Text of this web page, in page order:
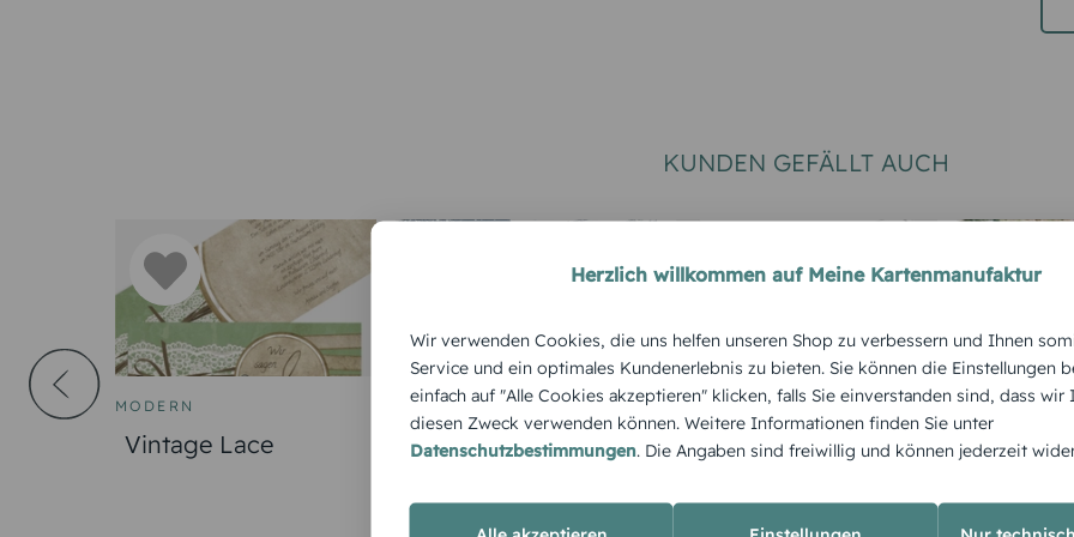
KUNDEN GEFÄLLT AUCH
MODERN
Vintage Lace
HOCHZEITSKARTEN
Funkenflug
HOCHZEITSKARTEN
Save-the-Date
Herzlich willkommen auf Meine Kartenmanufaktur
Wir verwenden Cookies, die uns helfen unseren Shop zu verbessern und Ihnen
Service und ein optimales Kundenerlebnis zu bieten. Sie können die Einstellungen
einfach auf "Alle Cookies akzeptieren" klicken, falls Sie einverstanden sind, dass
diesen Zweck verwenden können. Weitere Informationen finden Sie unter
Datenschutzbestimmungen. Die Angaben sind freiwillig und können jederzeit